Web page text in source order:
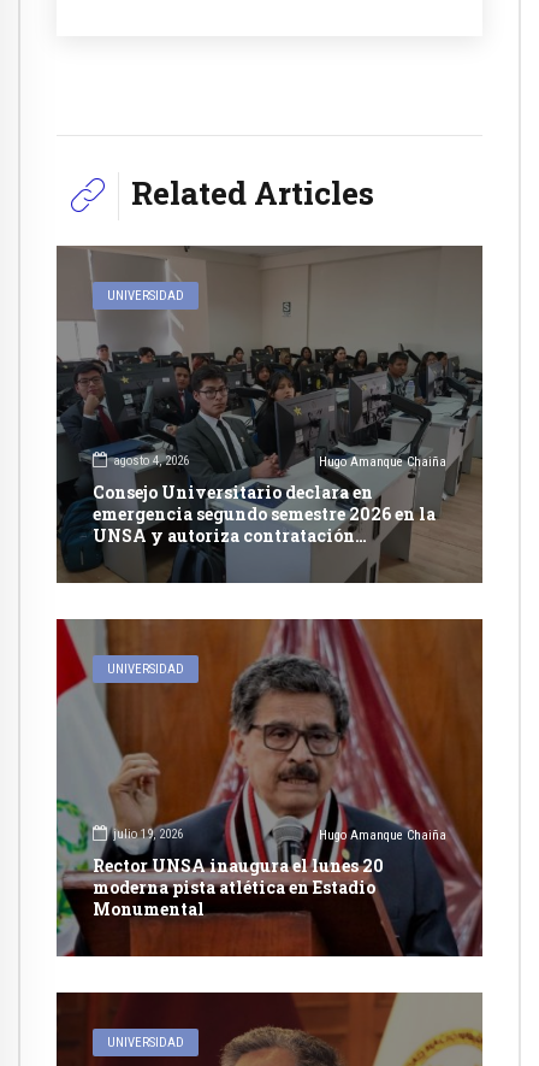
Related Articles
UNIVERSIDAD
agosto 4, 2026 Hugo Amanque Chaiña
Consejo Universitario declara en
emergencia segundo semestre 2026 en la
UNSA y autoriza contratación
excepcional de docentes
UNIVERSIDAD
julio 19, 2026 Hugo Amanque Chaiña
Rector UNSA inaugura el lunes 20
moderna pista atlética en Estadio
Monumental
UNIVERSIDAD